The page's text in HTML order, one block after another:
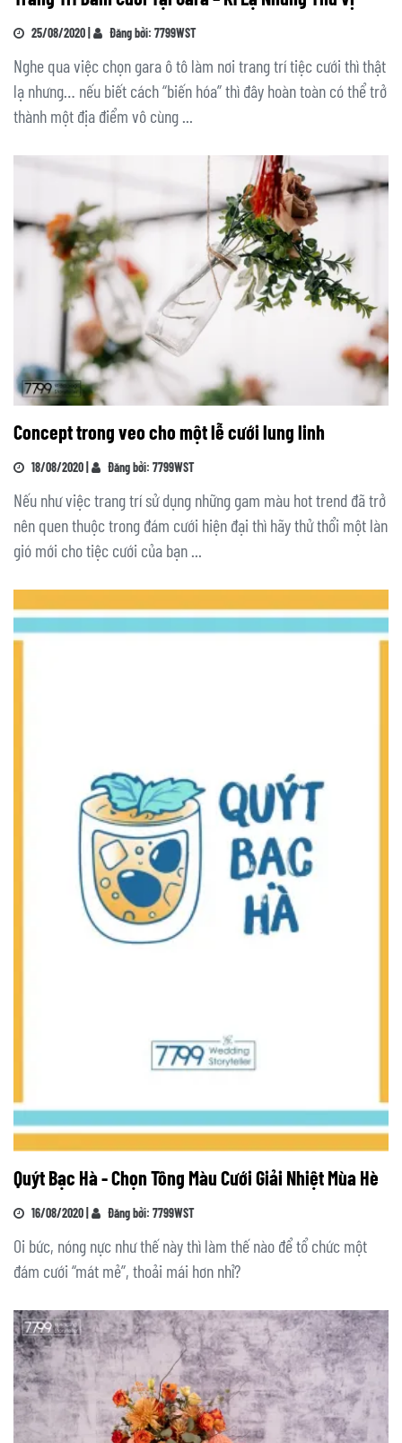
25/08/2020 | Đăng bởi: 7799WST
Nghe qua việc chọn gara ô tô làm nơi trang trí tiệc cưới thì thật
lạ nhưng… nếu biết cách “biến hóa” thì đây hoàn toàn có thể trở
thành một địa điểm vô cùng ...
Concept trong veo cho một lễ cưới lung linh
18/08/2020 | Đăng bởi: 7799WST
Nếu như việc trang trí sử dụng những gam màu hot trend đã trở
nên quen thuộc trong đám cưới hiện đại thì hãy thử thổi một làn
gió mới cho tiệc cưới của bạn ...
Quýt Bạc Hà - Chọn Tông Màu Cưới Giải Nhiệt Mùa Hè
16/08/2020 | Đăng bởi: 7799WST
Oi bức, nóng nực như thế này thì làm thế nào để tổ chức một
đám cưới “mát mẻ”, thoải mái hơn nhỉ?